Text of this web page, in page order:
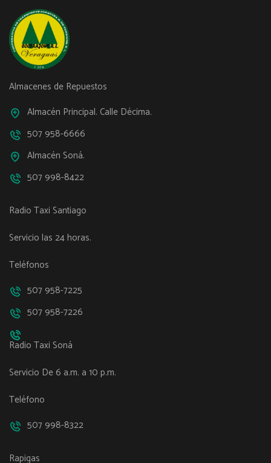
Almacenes de Repuestos
Almacén Principal. Calle Décima.
507 958-6666
Almacén Soná.
507 998-8422
Radio Taxi Santiago
Servicio las 24 horas.
Teléfonos
507 958-7225
507 958-7226
Radio Taxi Soná
Servicio De 6 a.m. a 10 p.m.
Teléfono
507 998-8322
Rapigas